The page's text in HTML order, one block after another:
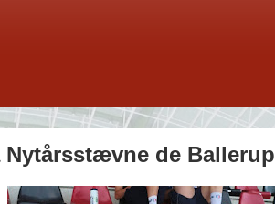
Nytårsstævne de Ballerup